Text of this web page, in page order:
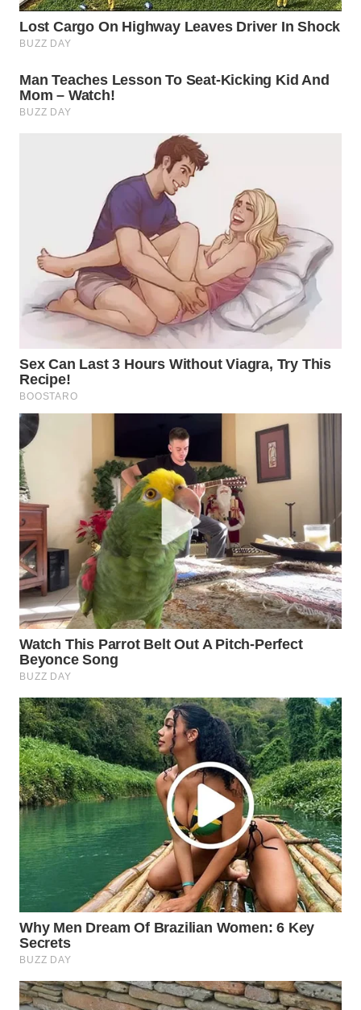
SUKABUMI
PURWAKARTA
WN
WN
SOLO
WN
BOROBUDUR
WN
MADURA
NATUNA
WN
BINTAN
WN
MANDALIKA
WN
WN
LABUANBAJO
WN
BORNEO
Wahana
Media
Group
WAHANA
NEWS
TANI